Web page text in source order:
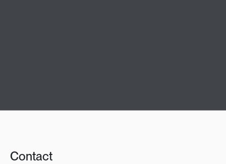
Contact